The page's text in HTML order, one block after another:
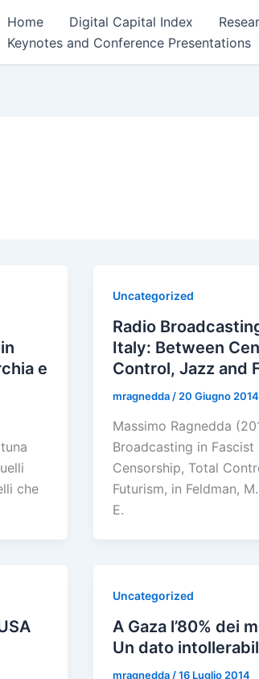
Home Digital Capital Index
Keynotes and Conference Presentations
e
che
Uncategorized
Radio
Italy: Between
Control, Jazz and
mragnedda / 20 Giugno 2014
Massimo Ragnedda
Broadcasting in Fascist
Censorship, Total
Futurism, in Feldman,
E.
Uncategorized
A Gaza l’80% dei
Un dato
mragnedda /16 Luglio 2014